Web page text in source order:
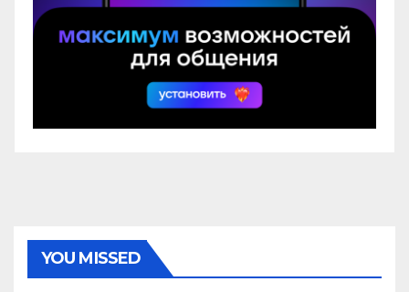
YOU MISSED